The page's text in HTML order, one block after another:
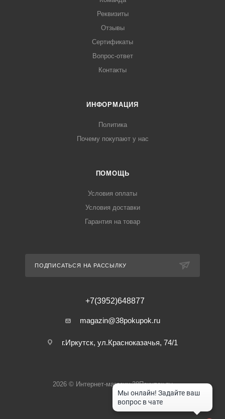
Реквизиты
Отзывы
Сертификаты
Вопрос-ответ
Контакты
ИНФОРМАЦИЯ
Политика
Почему покупают у нас
ПОМОЩЬ
Условия оплаты
Условия доставки
Гарантия на товар
ПОДПИСАТЬСЯ НА РАССЫЛКУ
+7(3952)648877
magazin@38pokupok.ru
г.Иркутск, ул.Красноказачья, 74/1
2026 © Интернет-магазин 38Покупок.ру